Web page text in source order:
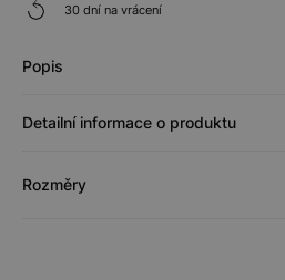
30 dní na vrácení
Popis
Detailní informace o produktu
Rozměry